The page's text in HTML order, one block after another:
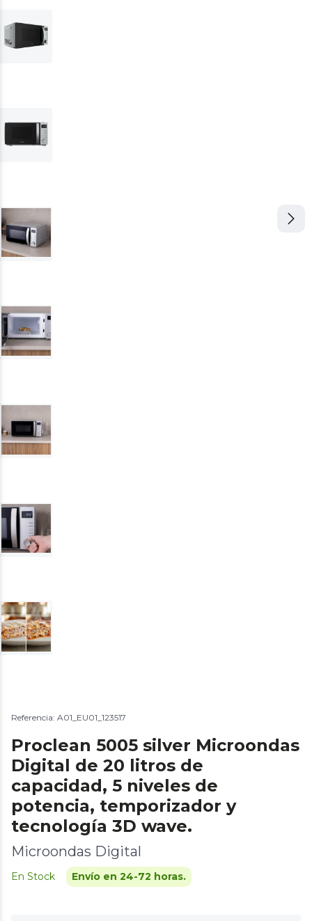
Referencia: A01_EU01_123517
Proclean 5005 silver Microondas
Digital de 20 litros de
capacidad, 5 niveles de
potencia, temporizador y
tecnología 3D wave.
Microondas Digital
En Stock Envío en 24-72 horas.